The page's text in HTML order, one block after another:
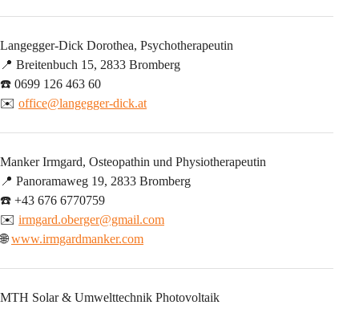
Langegger-Dick Dorothea, Psychotherapeutin
📍 Breitenbuch 15, 2833 Bromberg
☎️ 0699 126 463 60
✉️ office@langegger-dick.at
Manker Irmgard, Osteopathin und Physiotherapeutin
📍 Panoramaweg 19, 2833 Bromberg
☎️ +43 676 6770759
✉️ irmgard.oberger@gmail.com
🌐 www.irmgardmanker.com
MTH Solar & Umwelttechnik Photovoltaik